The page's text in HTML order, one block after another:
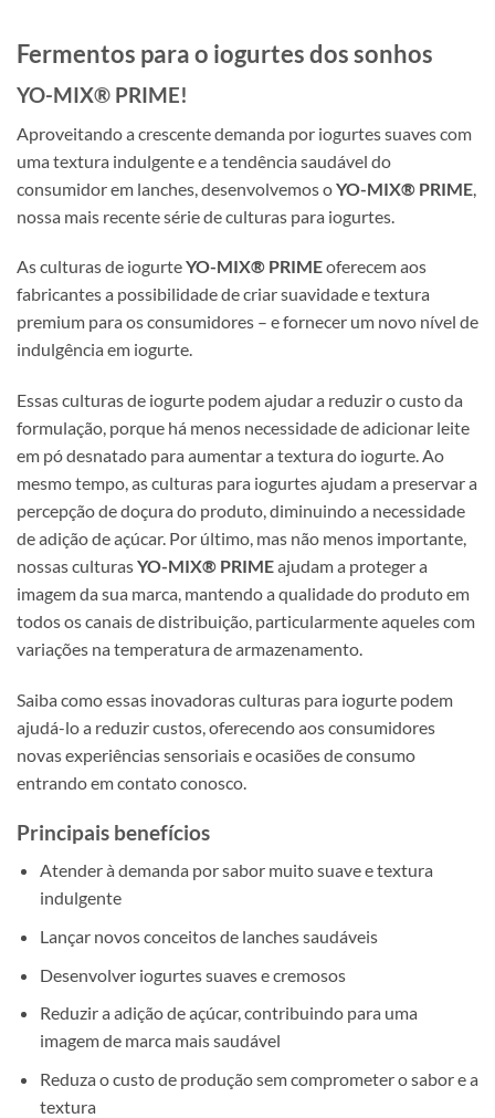
Fermentos para o iogurtes dos sonhos
YO-MIX® PRIME!
Aproveitando a crescente demanda por iogurtes suaves com
uma textura indulgente e a tendência saudável do
consumidor em lanches, desenvolvemos oYO-MIX® PRIME
nossa mais recente série de culturas para iogurtes.
As culturas de iogurteYO-MIX® PRIMEoferecem aos
fabricantes a possibilidade de criar suavidade e textura
premium para os consumidores – e fornecer um novo nível de
indulgência em iogurte.
Essas culturas de iogurte podem ajudar a reduzir o custo da
formulação, porque há menos necessidade de adicionar leite
em pó desnatado para aumentar a textura do iogurte. Ao
mesmo tempo, as culturas para iogurtes ajudam a preservar a
percepção de doçura do produto, diminuindo a necessidade
de adição de açúcar. Por último, mas não menos importante,
nossas culturasYO-MIX® PRIMEajudam a proteger a
imagem da sua marca, mantendo a qualidade do produto em
todos os canais de distribuição, particularmente aqueles com
variações na temperatura de armazenamento.
Saiba como essas inovadoras culturas para iogurte podem
ajudá-lo a reduzir custos, oferecendo aos consumidores
novas experiências sensoriais e ocasiões de consumo
entrando em contato conosco.
Principais benefícios
Atender à demanda por sabor muito suave e textura
indulgente
Lançar novos conceitos de lanches saudáveis
Desenvolver iogurtes suaves e cremosos
Reduzir a adição de açúcar, contribuindo para uma
imagem de marca mais saudável
Reduza o custo de produção sem comprometer o sabor e a
textura